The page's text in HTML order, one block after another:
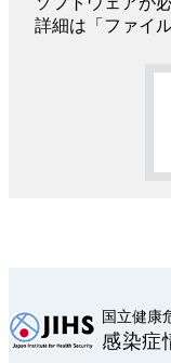
詳細は「ファイ
国立健康
感染症